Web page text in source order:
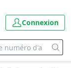
Connexion